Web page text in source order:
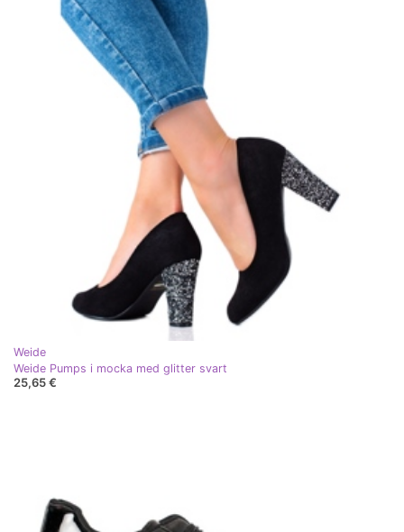
Weide
Weide Pumps i mocka med glitter svart
25,65 €